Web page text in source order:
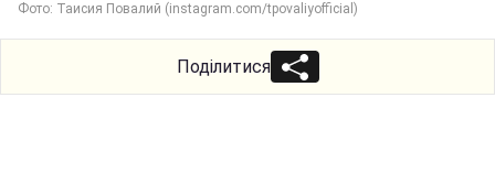
Фото: Таисия Повалий (instagram.com/tpovaliyofficial)
Поділитися